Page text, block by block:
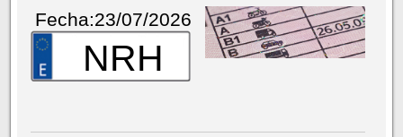
Fecha:23/07/2026
NRH